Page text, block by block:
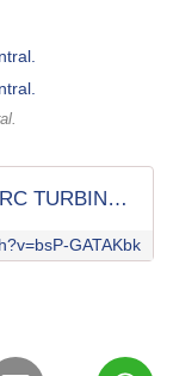
ULTRA FAST XXXL ME163 KOMET RC TURBINE JETS FLIGHT DEMONSTRATION
GATAKbk